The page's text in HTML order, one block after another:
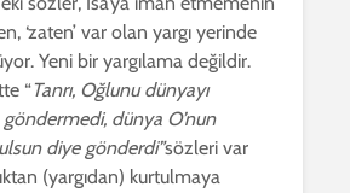
‘zaten’ var olan yargı yerinde
Yeni bir yargılama değildir.
“Tanrı, Oğlunu dünyayı
göndermedi, dünya O’nun
diye gönderdi”sözleri var
(yargıdan) kurtulmaya